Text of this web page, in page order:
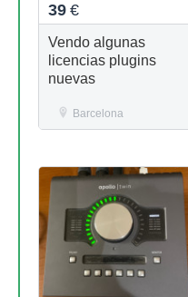
39 €
Vendo algunas
licencias plugins
nuevas
Barcelona